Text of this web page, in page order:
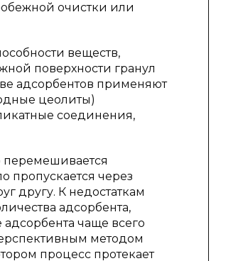
очистки или
веществ,
поверхности гранул
адсорбентов применяют
цеолиты)
соединения,
перемешивается
через
другу. К недостаткам
адсорбента,
чаще всего
методом
процесс протекает